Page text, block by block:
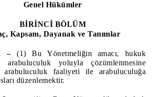
Genel Hükümler
BİRİNCİ BÖLÜM
Kapsam, Dayanak ve Tanımlar
–(1) Bu Yönetmeliğin amacı, hukuk
arabuluculuk yoluyla çözümlenmesine
faaliyeti ile arabuluculuğa
düzenlemektir.